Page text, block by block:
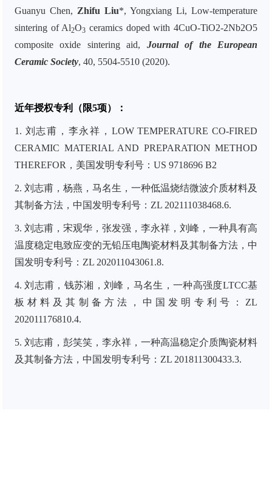
Guanyu Chen, Zhifu Liu*, Yongxiang Li, Low-temperature
sintering of Al2O3ceramics doped with 4CuO-TiO2-2Nb2O5
composite oxide sintering aid, Journal of the European
Ceramic Society, 40, 5504-5510 (2020).
近年授权专利（限5项）：
1. 刘志甫，李永祥，LOW TEMPERATURE CO-FIRED
CERAMIC MATERIAL AND PREPARATION METHOD
THEREFOR，美国发明专利号：US 9718696 B2
2. 刘志甫，杨燕，马名生，一种低温烧结微波介质材料及
其制备方法，中国发明专利号：ZL 202111038468.6.
3. 刘志甫，宋观华，张发强，李永祥，刘峰，一种具有高
温度稳定电致应变的无铅压电陶瓷材料及其制备方法，中
国发明专利号：ZL 202011043061.8.
4. 刘志甫，钱苏湘，刘峰，马名生，一种高强度LTCC基
板材料及其制备方法，中国发明专利号：ZL
202011176810.4.
5. 刘志甫，彭笑笑，李永祥，一种高温稳定介质陶瓷材料
及其制备方法，中国发明专利号：ZL 201811300433.3.